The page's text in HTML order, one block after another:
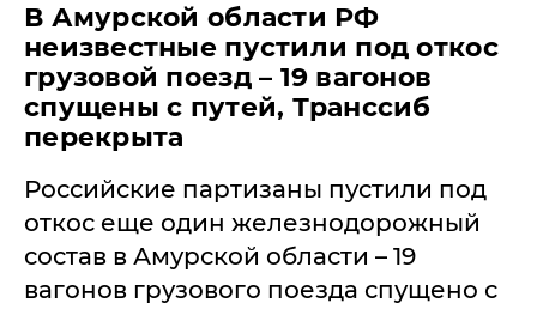
В Амурской области РФ
неизвестные пустили под откос
грузовой поезд – 19 вагонов
спущены с путей, Транссиб
перекрыта
Российские партизаны пустили под
откос еще один железнодорожный
состав в Амурской области – 19
вагонов грузового поезда спущено с